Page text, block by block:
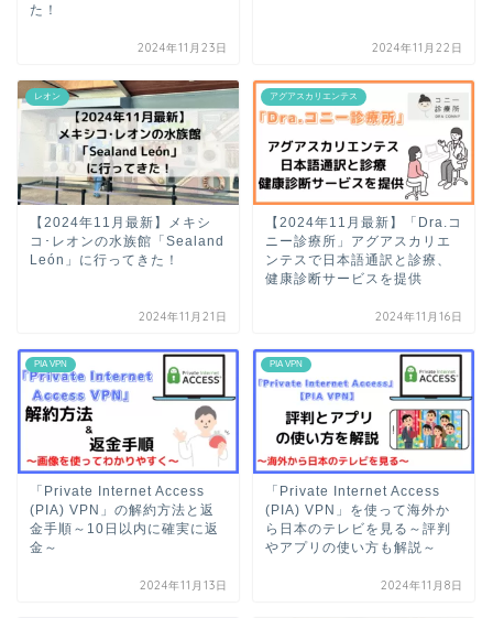
た！
2024年11月23日 2024年11月22日
レオン
【2024年11月最新】メキシ
コ･レオンの水族館「Sealand
León」に行ってきた！
2024年11月21日
アグアスカリエンテス
【2024年11月最新】「Dra.コ
ニー診療所」アグアスカリエ
ンテスで日本語通訳と診療、
健康診断サービスを提供
2024年11月16日
PIA VPN
「Private Internet Access
(PIA) VPN」の解約方法と返
金手順～10日以内に確実に返
金～
2024年11月13日
PIA VPN
「Private Internet Access
(PIA) VPN」を使って海外か
ら日本のテレビを見る～評判
やアプリの使い方も解説～
2024年11月8日